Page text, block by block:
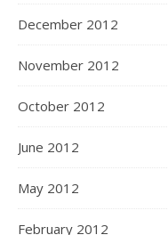
December 2012
November 2012
October 2012
June 2012
May 2012
February 2012